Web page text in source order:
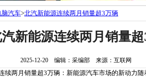
脑汽车>北汽新能源连续两月销量超3万辆
新能源连续两月销量
2025-12-20 编辑：采编部 来源：互联网
两月销量超3万辆：新能源汽车市场的新动力随